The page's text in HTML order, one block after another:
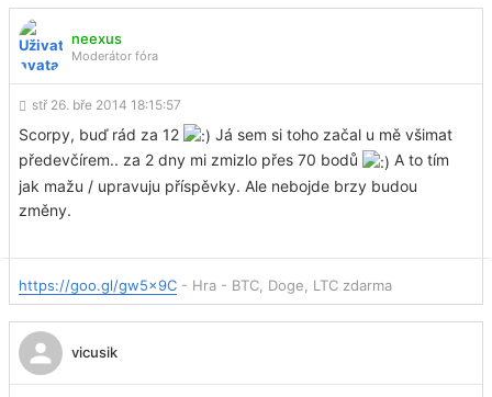
neexus
Moderátor fóra
stř 26. bře 2014 18:15:57
Scorpy, buď rád za 12
Já sem si toho začal u mě všimat
předevčírem.. za 2 dny mi zmizlo přes 70 bodů
A to tím
jak mažu / upravuju příspěvky. Ale nebojde brzy budou
změny.
https://goo.gl/gw5x9C - Hra - BTC, Doge, LTC zdarma
vicusik